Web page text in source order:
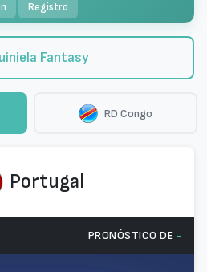
Registro
Fantasy
RD Congo
Portugal
PRONÓSTICO DE -